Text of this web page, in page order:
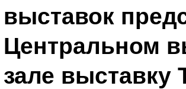
выставок
Центральном
зале выставку